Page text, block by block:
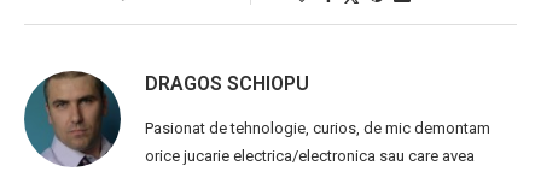
DRAGOS SCHIOPU
Pasionat de tehnologie, curios, de mic demontam
orice jucarie electrica/electronica sau care avea